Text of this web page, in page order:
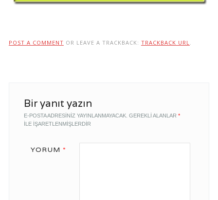
POST A COMMENT OR LEAVE A TRACKBACK: TRACKBACK URL
Bir yanıt yazın
E-POSTA ADRESINIZ YAYINLANMAYACAK. GEREKLI ALANLAR *
ILE IŞARETLENMIŞLERDIR
YORUM *